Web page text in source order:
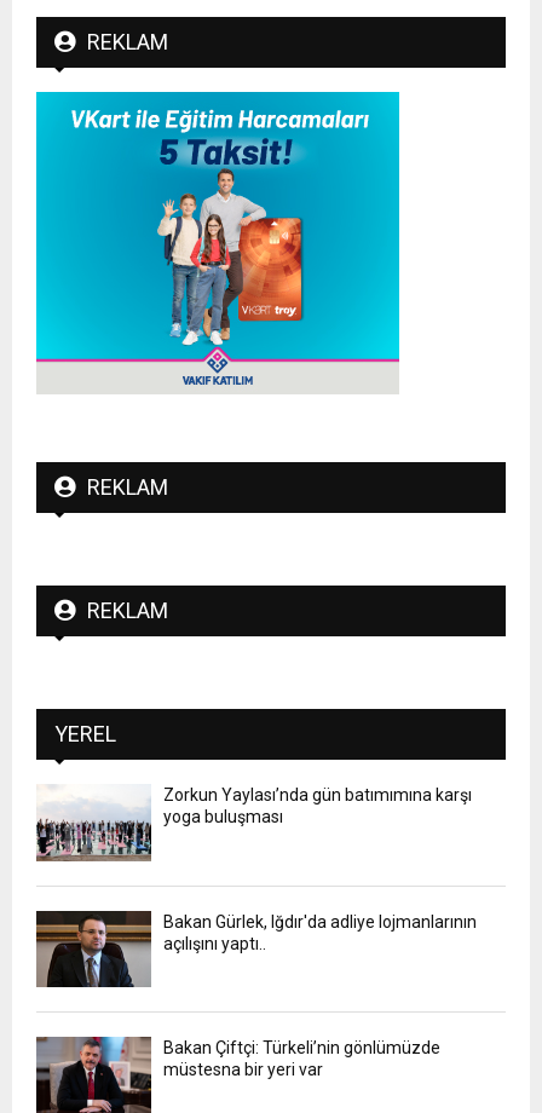
REKLAM
REKLAM
REKLAM
YEREL
Zorkun Yaylası’nda gün batımımına karşı
yoga buluşması
Bakan Gürlek, Iğdır'da adliye lojmanlarının
açılışını yaptı..
Bakan Çiftçi: Türkeli’nin gönlümüzde
müstesna bir yeri var